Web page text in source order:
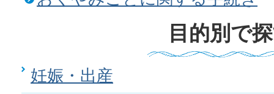
目的別で
妊娠・出産